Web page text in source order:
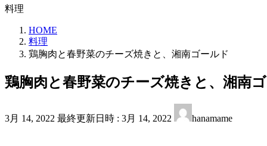
料理
HOME
料理
鶏胸肉と春野菜のチーズ焼きと、湘南ゴールド
鶏胸肉と春野菜のチーズ焼きと、湘南
3月 14, 2022 最終更新日時 : 3月 14, 2022 hanamame